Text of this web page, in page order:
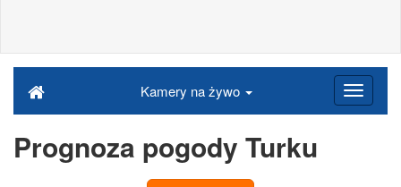
Kamery na żywo
Prognoza pogody Turku